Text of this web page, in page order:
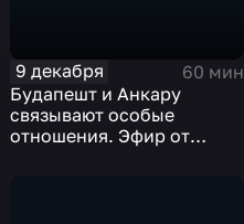
9 декабря
60 мин
Будапешт и Анкару
связывают особые
отношения. Эфир от